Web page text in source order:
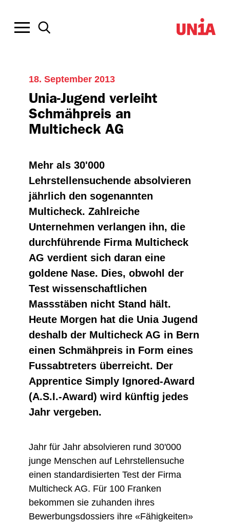
18. September 2013
Unia-Jugend verleiht
Schmähpreis an
Multicheck AG
Mehr als 30'000
Lehrstellensuchende absolvieren
jährlich den sogenannten
Multicheck. Zahlreiche
Unternehmen verlangen ihn, die
durchführende Firma Multicheck
AG verdient sich daran eine
goldene Nase. Dies, obwohl der
Test wissenschaftlichen
Massstäben nicht Stand hält.
Heute Morgen hat die Unia Jugend
deshalb der Multicheck AG in Bern
einen Schmähpreis in Form eines
Fussabtreters überreicht. Der
Apprentice Simply Ignored-Award
(A.S.I.-Award) wird künftig jedes
Jahr vergeben.
Jahr für Jahr absolvieren rund 30'000
junge Menschen auf Lehrstellensuche
einen standardisierten Test der Firma
Multicheck AG. Für 100 Franken
bekommen sie zuhanden ihres
Bewerbungsdossiers ihre «Fähigkeiten»